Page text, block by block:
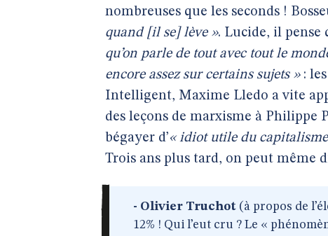
nombreuses que les seconds !
quand [il se] lève ». Lucide, il pense
qu’on parle de tout avec tout le
encore assez sur certains sujets »: les
Intelligent, Maxime Lledo a vite
des leçons de marxisme à Philippe
bégayer d’« idiot utile du
Trois ans plus tard, on peut même
- Olivier Truchot (à propos de
12% ! Qui l’eut cru ? Le «